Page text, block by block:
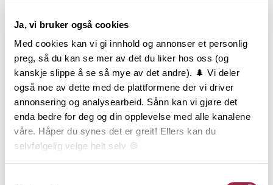
Ja, vi bruker også cookies
Med cookies kan vi gi innhold og annonser et personlig
preg, så du kan se mer av det du liker hos oss (og
kanskje slippe å se så mye av det andre). 🌲 Vi deler
også noe av dette med de plattformene der vi driver
annonsering og analysearbeid. Sånn kan vi gjøre det
enda bedre for deg og din opplevelse med alle kanalene
våre. Håper du synes det er greit! Ellers kan du
selvfølgelig velge helt selv 🍪
Produktinformasjon
Vakker, enkelt profilert listverkserie som vil passe
inn i de fleste rom og hus. Tidløs vil overleve
trendskifter i flere generasjoner.